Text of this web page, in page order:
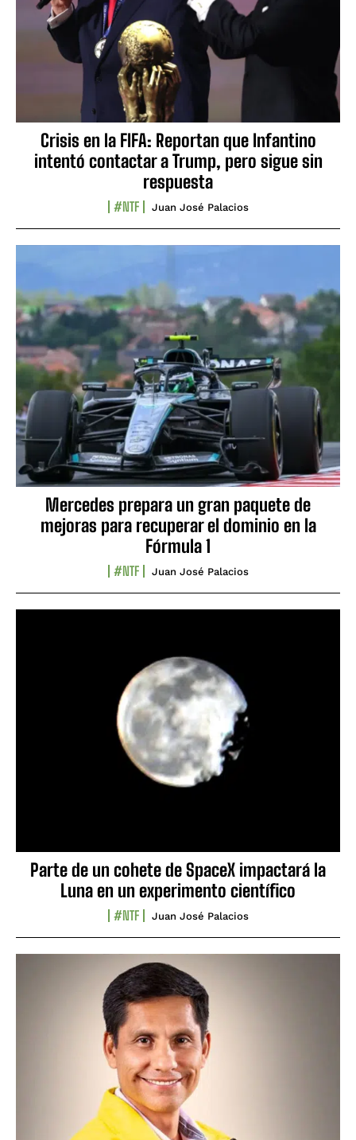
Crisis en la FIFA: Reportan que Infantino
intentó contactar a Trump, pero sigue sin
respuesta
#NTF Juan José Palacios
Mercedes prepara un gran paquete de
mejoras para recuperar el dominio en la
Fórmula 1
#NTF Juan José Palacios
Parte de un cohete de SpaceX impactará la
Luna en un experimento científico
#NTF Juan José Palacios